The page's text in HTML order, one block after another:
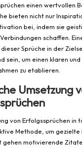
einen wertvollen
bieten nicht nur
bei, indem sie
schaffen.
Sprüche in der
sein, um einen klaren
zu etablieren.
Umsetzung
von Erfolgssprüchen in
Methode, um gezielte
gehen motivierende